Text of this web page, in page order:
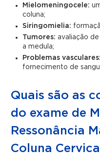
Mielomeningocele:
coluna;
Siringomielia:
Tumores: avaliação
a medula;
Problemas vasculares:
fornecimento de
Quais são as
do exame de
Ressonância
Coluna